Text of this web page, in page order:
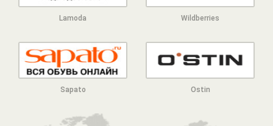
Lamoda Wildberries
Sapato Ostin